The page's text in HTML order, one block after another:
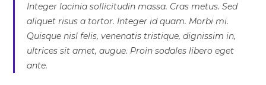
Integer lacinia sollicitudin massa. Cras metus. Sed
aliquet risus a tortor. Integer id quam. Morbi mi.
Quisque nisl felis, venenatis tristique, dignissim in,
ultrices sit amet, augue. Proin sodales libero eget
ante.